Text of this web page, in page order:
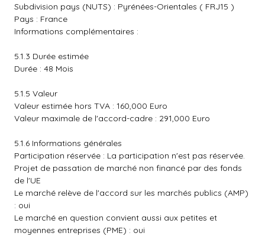
Subdivision pays (NUTS) : Pyrénées-Orientales ( FRJ15 )
Pays : France
Informations complémentaires :
5.1.3 Durée estimée
Durée : 48 Mois
5.1.5 Valeur
Valeur estimée hors TVA : 160,000 Euro
Valeur maximale de l'accord-cadre : 291,000 Euro
5.1.6 Informations générales
Participation réservée : La participation n'est pas réservée.
Projet de passation de marché non financé par des fonds
de l'UE
Le marché relève de l'accord sur les marchés publics (AMP)
: oui
Le marché en question convient aussi aux petites et
moyennes entreprises (PME) : oui